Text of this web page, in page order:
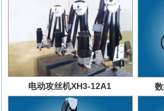
电动攻丝机XH3-12A1